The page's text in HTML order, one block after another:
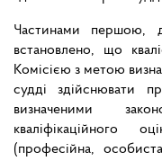
Частинами першою,
встановлено, що
Комісією з метою
судді здійснювати
визначеними
кваліфікаційного
(професійна,